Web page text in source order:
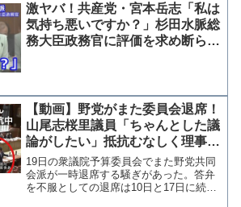
激ヤバ！共産党・宮本岳志「私は
気持ち悪いですか？」杉田水脈総
務大臣政務官に評価を求め断られ
【動画】野党がまた委員会退席！
山尾志桜里議員「ちゃんとした議
論がしたい」抵抗むなしく理事に
連れ出される
19日の衆議院予算委員会でまた野党共同
会派が一時退席する騒ぎがあった。答弁
を不服としての退席は10日と17日に続い